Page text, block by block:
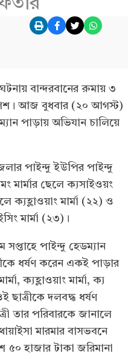
ঘটনায় বান্দরবানের রুমায় ৩
আজ বুধবার (২০ আগস্ট)
পাড়ায় অভিযান চালিয়ে
পাইন্দু ইউপির পাইন্দু
মার্মার ছেলে ক্যসাইওয়ং
ক্যহ্লাওয়াং মার্মা (২২) ও
মার্মা (২৩)।
পাইন্দু হেডম্যান
ধর্ষণ করেন একই পাড়ার
ক্যহ্লাওয়াং মার্মা, ক্য
ছাত্রীকে দলবদ্ধ ধর্ষণ
তার পরিবারকে জানালে
মারমার বাসভবনে
৫০ হাজার টাকা জরিমানা